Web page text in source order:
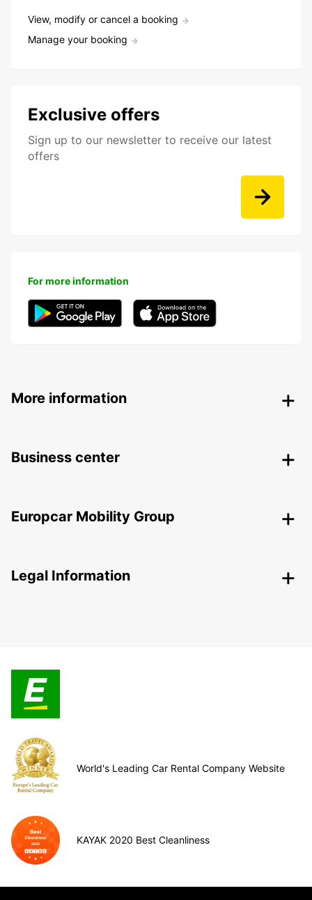
View, modify or cancel a booking
Manage your booking
Exclusive offers
Sign up to our newsletter to receive our latest
offers
For more information
More information
Business center
Europcar Mobility Group
Legal Information
World's Leading Car Rental Company Website
KAYAK 2020 Best Cleanliness